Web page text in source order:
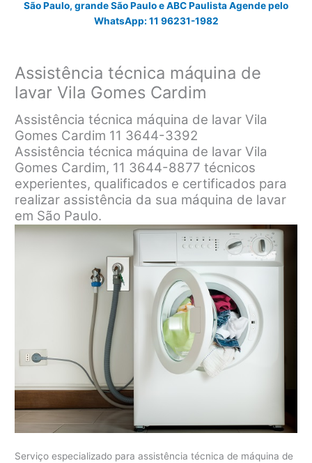
São Paulo, grande São Paulo e ABC Paulista Agende pelo
WhatsApp: 11 96231-1982
Assistência técnica máquina de
lavar Vila Gomes Cardim
Assistência técnica máquina de lavar Vila
Gomes Cardim 11 3644-3392
Assistência técnica máquina de lavar Vila
Gomes Cardim, 11 3644-8877 técnicos
experientes, qualificados e certificados para
realizar assistência da sua máquina de lavar
em São Paulo.
Serviço especializado para assistência técnica de máquina de